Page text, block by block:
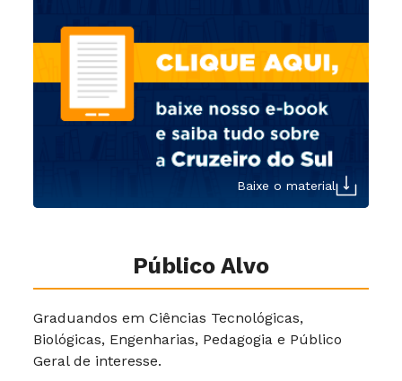
Baixe o material
Público Alvo
Graduandos em Ciências Tecnológicas,
Biológicas, Engenharias, Pedagogia e Público
Geral de interesse.